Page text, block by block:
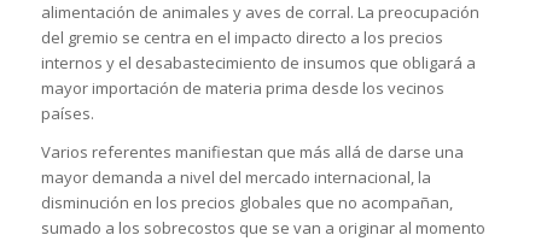
alimentación de animales y aves de corral. La preocupación
del gremio se centra en el impacto directo a los precios
internos y el desabastecimiento de insumos que obligará a
mayor importación de materia prima desde los vecinos
países.
Varios referentes manifiestan que más allá de darse una
mayor demanda a nivel del mercado internacional, la
disminución en los precios globales que no acompañan,
sumado a los sobrecostos que se van a originar al momento